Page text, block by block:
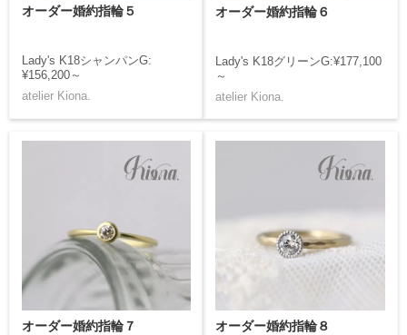
オーダー婚約指輪５
Lady's K18シャンパンG:
¥156,200～
atelier Kiona.
オーダー婚約指輪６
Lady's K18グリーンG:¥177,100
～
atelier Kiona.
オーダー婚約指輪７ オーダー婚約指輪８